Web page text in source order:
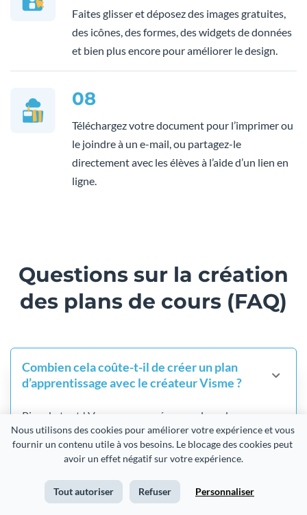
Nous utilisons des cookies pour améliorer votre expérience et vous
fournir un contenu utile à vos besoins. Le blocage des cookies peut
avoir un effet négatif sur votre expérience.
Tout autoriser Refuser Personnaliser
Faites glisser et déposez des images gratuites,
des icônes, des formes, des widgets de données
et bien plus encore pour améliorer le design.
08
Téléchargez votre document pour l’imprimer ou
le joindre à un e-mail, ou partagez-le
directement avec les élèves à l’aide d’un lien en
ligne.
Questions sur la création
des plans de cours (FAQ)
Combien cela coûte-t-il de créer un plan
d’apprentissage avec le créateur Visme ?
Rien du tout ! Vous pouvez créer vos plans de cours
gratuitement avec les outils Visme. Vous pouvez
également télécharger vos plans pédagogiques au
format JPG ou les partager en ligne gratuitement.
Sélectionnez les Plans Premium de Visme pour
télécharger vos plans de cours au format PDF ou PNG.